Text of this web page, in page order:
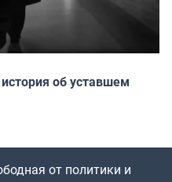
об уставшем
от политики и